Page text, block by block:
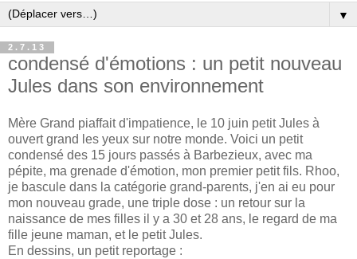
▼
2.7.13
condensé d'émotions : un petit nouveau
Jules dans son environnement
Mère Grand piaffait d'impatience, le 10 juin petit Jules à
ouvert grand les yeux sur notre monde. Voici un petit
condensé des 15 jours passés à Barbezieux, avec ma
pépite, ma grenade d'émotion, mon premier petit fils. Rhoo,
je bascule dans la catégorie grand-parents, j'en ai eu pour
mon nouveau grade, une triple dose : un retour sur la
naissance de mes filles il y a 30 et 28 ans, le regard de ma
fille jeune maman, et le petit Jules.
En dessins, un petit reportage :